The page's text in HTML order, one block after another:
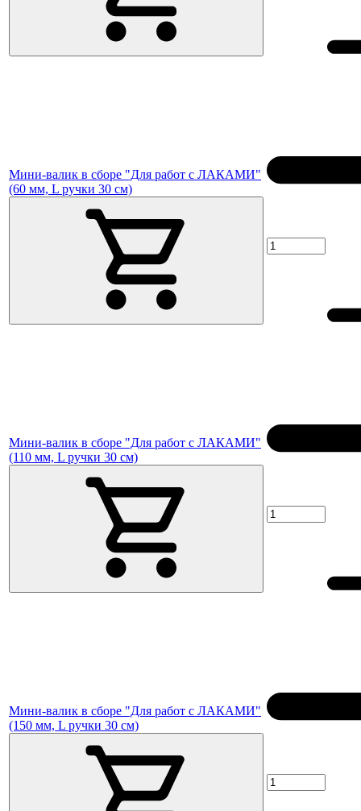
Мини-валик в сборе "Для работ с ЛАКАМИ"
(60 мм, L ручки 30 см)
Мини-валик в сборе "Для работ с ЛАКАМИ"
(110 мм, L ручки 30 см)
Мини-валик в сборе "Для работ с ЛАКАМИ"
(150 мм, L ручки 30 см)